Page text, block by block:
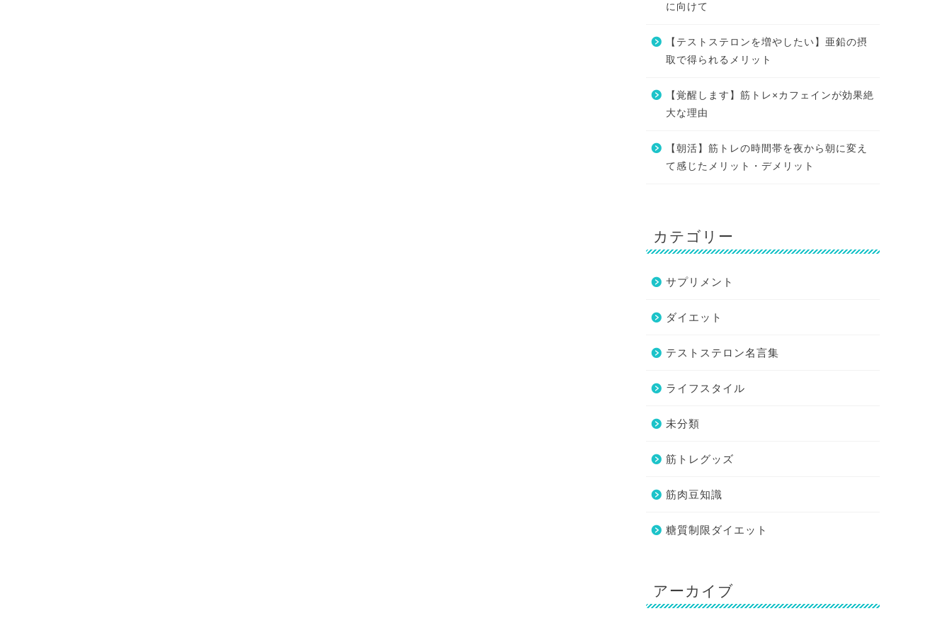
に向けて
【テストステロンを増やしたい】亜鉛の摂
取で得られるメリット
【覚醒します】筋トレ×カフェインが効果絶
大な理由
【朝活】筋トレの時間帯を夜から朝に変え
て感じたメリット・デメリット
カテゴリー
サプリメント
ダイエット
テストステロン名言集
ライフスタイル
未分類
筋トレグッズ
筋肉豆知識
糖質制限ダイエット
アーカイブ